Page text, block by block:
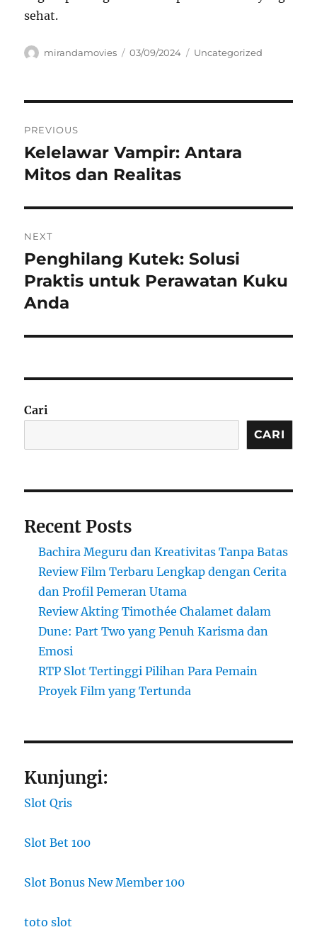
sehat.
Author
mirandamovies
Posted
03/09/2024 Categories
Uncategorized
pos
PREVIOUS
Previous
post:
Kelelawar Vampir: Antara
Mitos dan Realitas
NEXT
Next
post:
Penghilang Kutek: Solusi
Praktis untuk Perawatan Kuku
Anda
Cari
CARI
Recent Posts
Bachira Meguru dan Kreativitas Tanpa Batas
Review Film Terbaru Lengkap dengan Cerita
dan Profil Pemeran Utama
Review Akting Timothée Chalamet dalam
Dune: Part Two yang Penuh Karisma dan
Emosi
RTP Slot Tertinggi Pilihan Para Pemain
Proyek Film yang Tertunda
Kunjungi:
Slot Qris
Slot Bet 100
Slot Bonus New Member 100
toto slot